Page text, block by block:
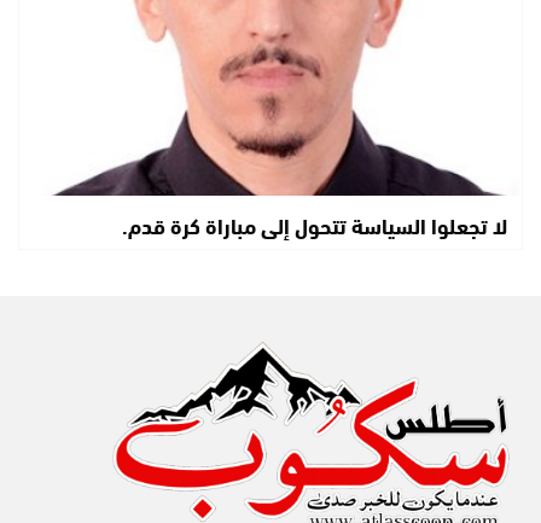
لا تجعلوا السياسة تتحول إلى مباراة كرة قدم.